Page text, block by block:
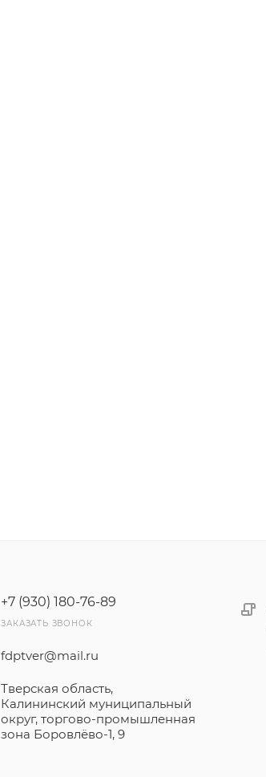
+7 (930) 180-76-89
ЗАКАЗАТЬ ЗВОНОК
fdptver@mail.ru
Тверская область,
Калининский муниципальный
округ, торгово-промышленная
зона Боровлёво-1, 9